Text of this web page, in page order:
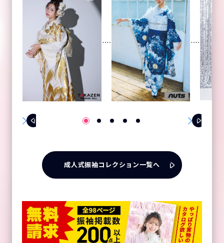
成人式振袖コレクション一覧へ